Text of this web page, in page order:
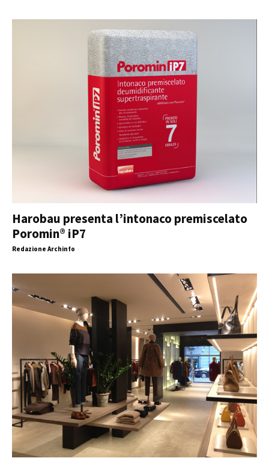
Harobau presenta l’intonaco premiscelato
Poromin® iP7
Redazione Archinfo -